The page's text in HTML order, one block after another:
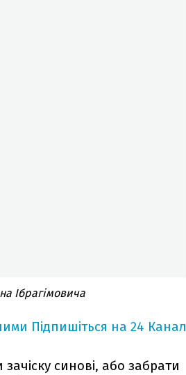
Ібрагімовича
Підпишіться на 24 Канал
синові, або забрати